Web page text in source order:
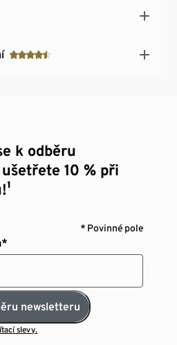
k odběru
10 % při
* Povinné pole
newsletteru
slevy.